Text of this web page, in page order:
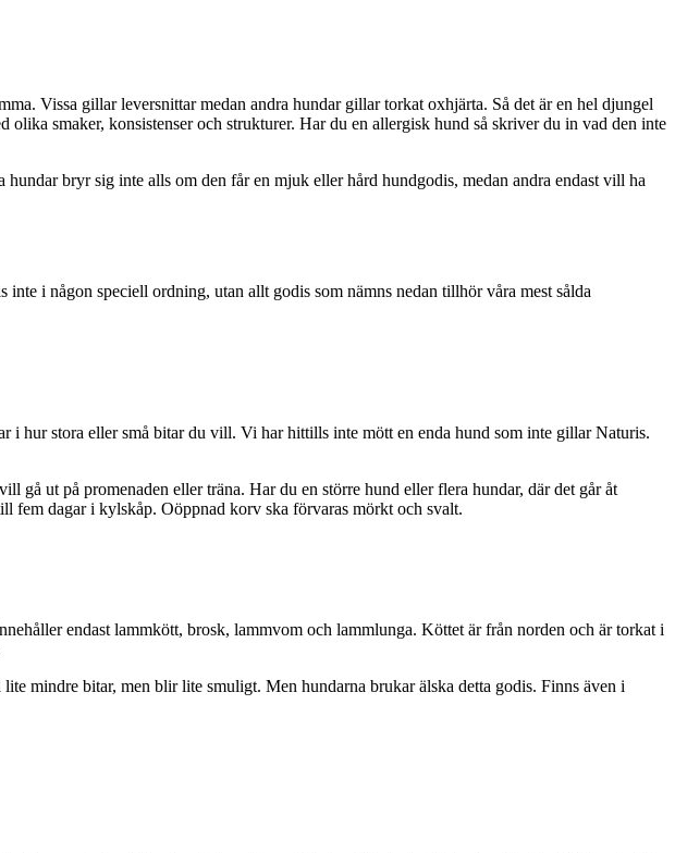
Vissa gillar leversnittar medan andra hundar gillar torkat oxhjärta. Så det är en hel djungel
olika smaker, konsistenser och strukturer. Har du en allergisk hund så skriver du in vad den inte
bryr sig inte alls om den får en mjuk eller hård hundgodis, medan andra endast vill ha
inte i någon speciell ordning, utan allt godis som nämns nedan tillhör våra mest sålda
i hur stora eller små bitar du vill. Vi har hittills inte mött en enda hund som inte gillar Naturis.
gå ut på promenaden eller träna. Har du en större hund eller flera hundar, där det går åt
fem dagar i kylskåp. Oöppnad korv ska förvaras mörkt och svalt.
endast lammkött, brosk, lammvom och lammlunga. Köttet är från norden och är torkat i
mindre bitar, men blir lite smuligt. Men hundarna brukar älska detta godis. Finns även i